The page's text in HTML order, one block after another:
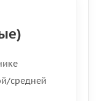
средней